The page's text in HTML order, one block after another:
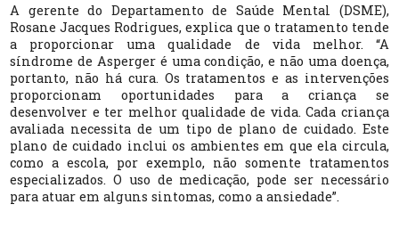
A gerente do Departamento de Saúde Mental (DSME),
Rosane Jacques Rodrigues, explica que o tratamento tende
a proporcionar uma qualidade de vida melhor. “A
síndrome de Asperger é uma condição, e não uma doença,
portanto, não há cura. Os tratamentos e as intervenções
proporcionam oportunidades para a criança se
desenvolver e ter melhor qualidade de vida. Cada criança
avaliada necessita de um tipo de plano de cuidado. Este
plano de cuidado inclui os ambientes em que ela circula,
como a escola, por exemplo, não somente tratamentos
especializados. O uso de medicação, pode ser necessário
para atuar em alguns sintomas, como a ansiedade”.